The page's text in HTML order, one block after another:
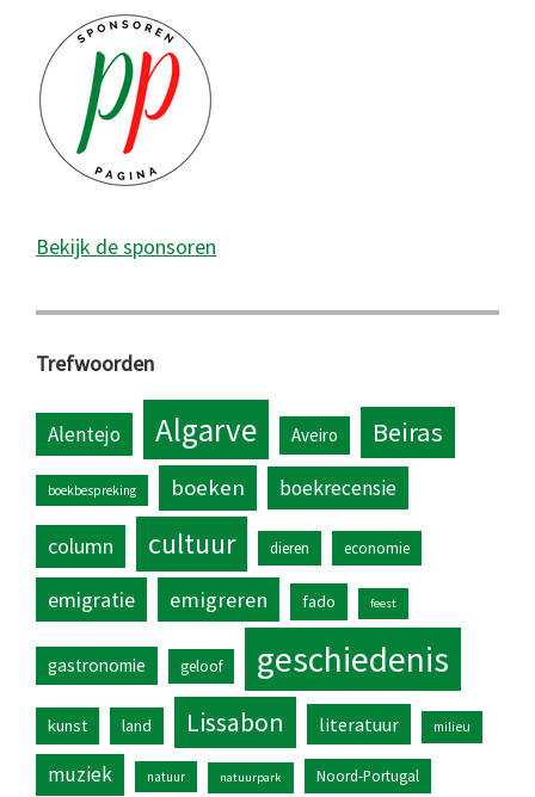
Bekijk de sponsoren
Trefwoorden
Alentejo Algarve Aveiro Beiras
boekbespreking boeken boekrecensie
column cultuur dieren economie
emigratie emigreren fado feest
gastronomie geloof geschiedenis
kunst land Lissabon literatuur milieu
muziek natuur natuurpark Noord-Portugal